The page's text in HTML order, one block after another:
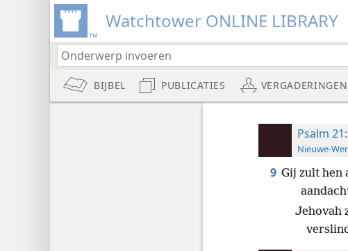
Watchtower ONLINE LIBRARY
BIJBEL PUBLICATIES VERGADERINGEN
Psalm
Nieuwe-
9 Gij zult hen
Jehovah